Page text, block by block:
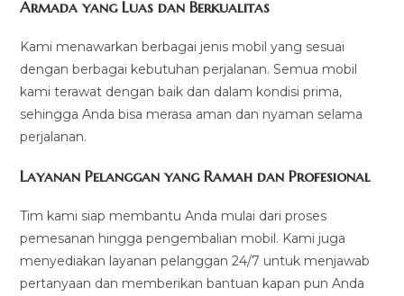
Armada yang Luas dan Berkualitas
Kami menawarkan berbagai jenis mobil yang sesuai
dengan berbagai kebutuhan perjalanan. Semua mobil
kami terawat dengan baik dan dalam kondisi prima,
sehingga Anda bisa merasa aman dan nyaman selama
perjalanan.
Layanan Pelanggan yang Ramah dan Profesional
Tim kami siap membantu Anda mulai dari proses
pemesanan hingga pengembalian mobil. Kami juga
menyediakan layanan pelanggan 24/7 untuk menjawab
pertanyaan dan memberikan bantuan kapan pun Anda